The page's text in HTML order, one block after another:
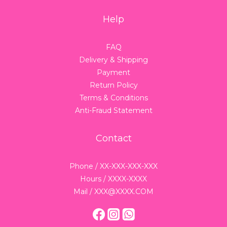
Help
FAQ
Delivery & Shipping
Payment
Return Policy
Terms & Conditions
Anti-Fraud Statement
Contact
Phone / XX-XXX-XXX-XXX
Hours / XXXX-XXXX
Mail / XXX@XXXX.COM